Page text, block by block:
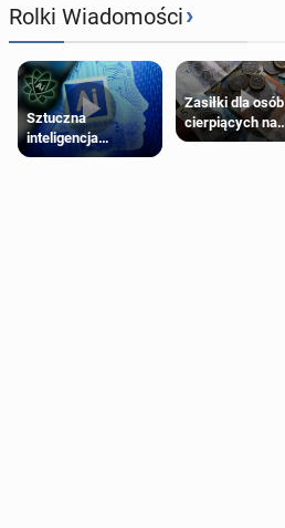
Rolki Wiadomości›
Sztuczna
inteligencja
próbowała oszukać
Zasiłki dla osób
cierpiących na
schorzenia